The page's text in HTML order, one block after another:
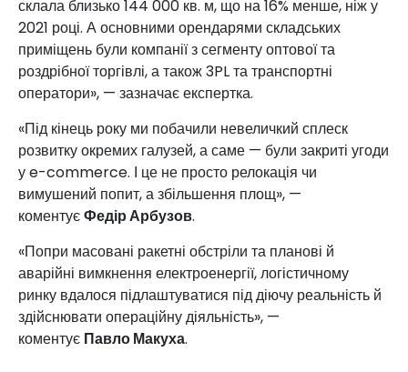
склала близько 144 000 кв. м, що на 16% менше, ніж у
2021 році. А основними орендарями складських
приміщень були компанії з сегменту оптової та
роздрібної торгівлі, а також 3PL та транспортні
оператори», — зазначає експертка.
«Під кінець року ми побачили невеличкий сплеск
розвитку окремих галузей, а саме — були закриті угоди
у e-commerce. І це не просто релокація чи
вимушений попит, а збільшення площ», —
коментуєФедір Арбузов.
«Попри масовані ракетні обстріли та планові й
аварійні вимкнення електроенергії, логістичному
ринку вдалося підлаштуватися під діючу реальність й
здійснювати операційну діяльність», —
коментує Павло Макуха.